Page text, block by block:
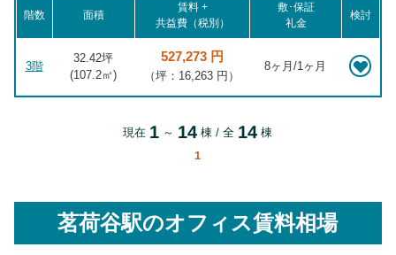
階数 面積
賃料 +
共益費（税別）
敷･保証
礼金
検討
3階
32.42坪
(107.2㎡)
527,273 円
（坪：16,263 円）
8ヶ月/1ヶ月
現在 1 ～ 14 棟 / 全 14 棟
1
茗荷谷駅のオフィス賃料相場